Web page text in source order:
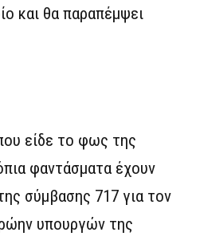
και θα παραπέμψει
είδε το φως της
φαντάσματα έχουν
σύμβασης 717 για τον
υπουργών της